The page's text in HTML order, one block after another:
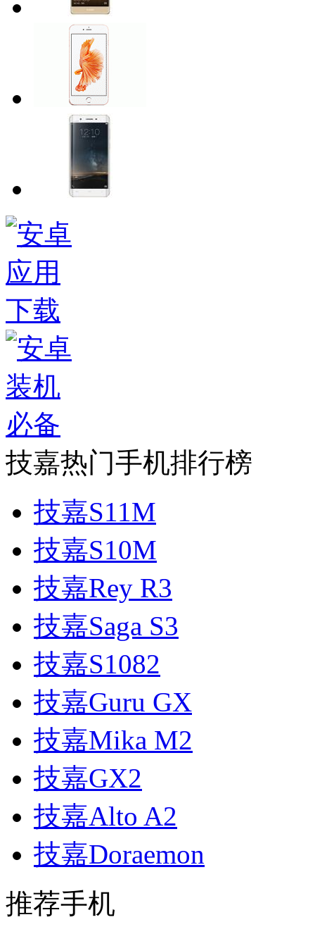
技嘉热门手机排行榜
技嘉S11M
技嘉S10M
技嘉Rey R3
技嘉Saga S3
技嘉S1082
技嘉Guru GX
技嘉Mika M2
技嘉GX2
技嘉Alto A2
技嘉Doraemon
推荐手机